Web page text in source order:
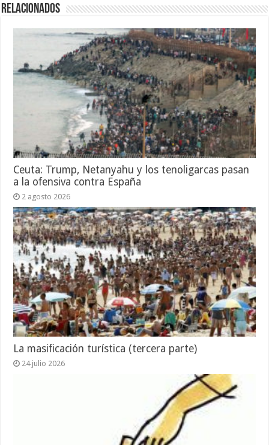
Relacionados
Ceuta: Trump, Netanyahu y los tenoligarcas pasan
a la ofensiva contra España
2 agosto 2026
La masificación turística (tercera parte)
24 julio 2026